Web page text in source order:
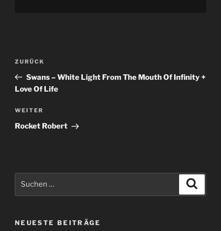
Beitragsnavigation
Vorheriger
Beitrag
ZURÜCK
Swans – White Light From The Mouth Of Infinity +
Love Of Life
Nächster
Beitrag
WEITER
Rocket Robert
NEUESTE BEITRÄGE